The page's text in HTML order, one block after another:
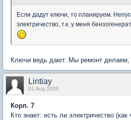
Если дадут ключи, то планируем.
электричество, т.к. у меня
Ключи ведь дают. Мы ремонт делаем,
Lintiay
01 Aug 2008
Корп. 7
Кто знает: есть ли электричество